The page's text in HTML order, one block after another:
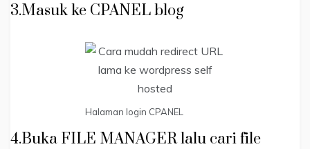
3.Masuk ke CPANEL blog
Halaman login CPANEL
4.Buka FILE MANAGER lalu cari file